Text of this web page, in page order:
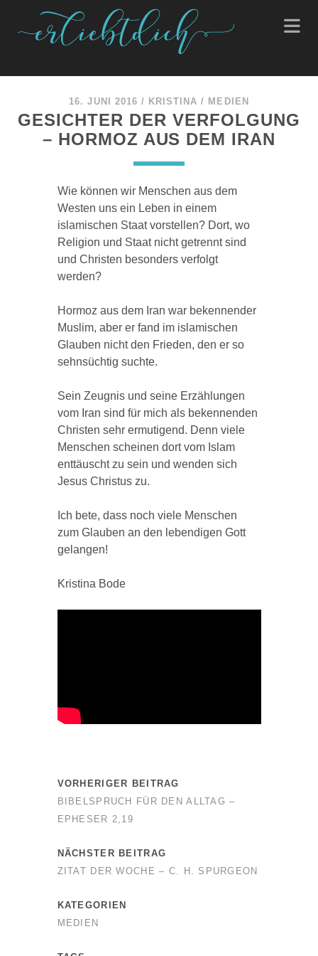
16. JUNI 2016 / KRISTINA / MEDIEN
GESICHTER DER VERFOLGUNG
– HORMOZ AUS DEM IRAN
Wie können wir Menschen aus dem
Westen uns ein Leben in einem
islamischen Staat vorstellen? Dort, wo
Religion und Staat nicht getrennt sind
und Christen besonders verfolgt
werden?
Hormoz aus dem Iran war bekennender
Muslim, aber er fand im islamischen
Glauben nicht den Frieden, den er so
sehnsüchtig suchte.
Sein Zeugnis und seine Erzählungen
vom Iran sind für mich als bekennenden
Christen sehr ermutigend. Denn viele
Menschen scheinen dort vom Islam
enttäuscht zu sein und wenden sich
Jesus Christus zu.
Ich bete, dass noch viele Menschen
zum Glauben an den lebendigen Gott
gelangen!
Kristina Bode
VORHERIGER BEITRAG
BIBELSPRUCH FÜR DEN ALLTAG –
EPHESER 2,19
NÄCHSTER BEITRAG
ZITAT DER WOCHE – C. H. SPURGEON
KATEGORIEN
MEDIEN